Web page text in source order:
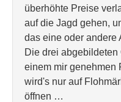
überhöhte Preise
auf die Jagd gehen,
das eine oder andere
Die drei
einem mir genehmen
wird's nur auf
öffnen …